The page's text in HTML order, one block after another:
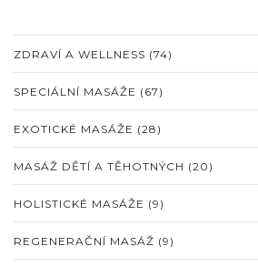
ZDRAVÍ A WELLNESS (74)
SPECIÁLNÍ MASÁŽE (67)
EXOTICKÉ MASÁŽE (28)
MASÁŽ DĚTÍ A TĚHOTNÝCH (20)
HOLISTICKÉ MASÁŽE (9)
REGENERAČNÍ MASÁŽ (9)